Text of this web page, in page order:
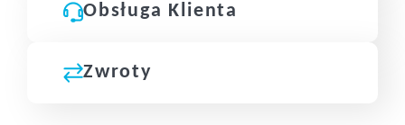
Obsługa Klienta
Zwroty